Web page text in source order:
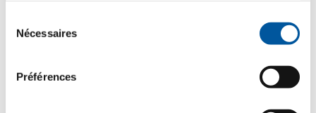
ces informations avec d’autres données que vous leur
avez fournies ou qu’ils ont collectées dans le cadre de
Nécessaires
Préférences
Comment utilisons-nous vos données ?